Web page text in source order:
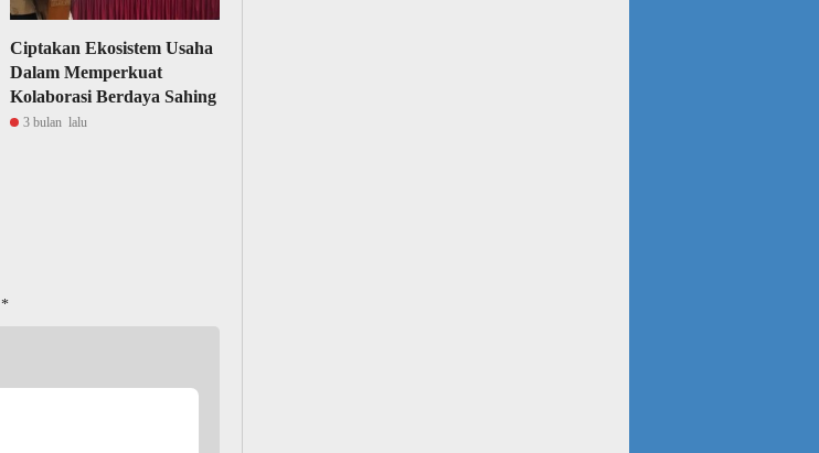
Ciptakan Ekosistem Usaha
Dalam Memperkuat
Kolaborasi Berdaya Sahing
3 bulan lalu
*